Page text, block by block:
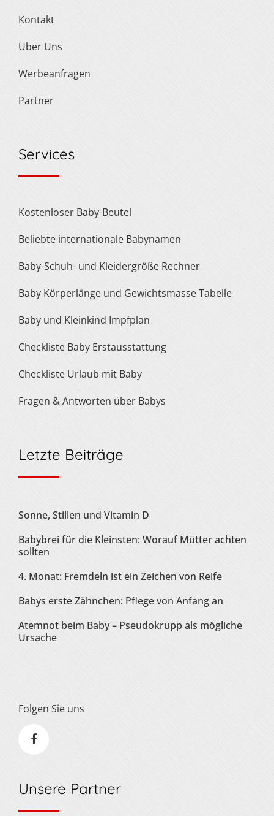
Kontakt
Über Uns
Werbeanfragen
Partner
Services
Kostenloser Baby-Beutel
Beliebte internationale Babynamen
Baby-Schuh- und Kleidergröße Rechner
Baby Körperlänge und Gewichtsmasse Tabelle
Baby und Kleinkind Impfplan
Checkliste Baby Erstausstattung
Checkliste Urlaub mit Baby
Fragen & Antworten über Babys
Letzte Beiträge
Sonne, Stillen und Vitamin D
Babybrei für die Kleinsten: Worauf Mütter achten
sollten
4. Monat: Fremdeln ist ein Zeichen von Reife
Babys erste Zähnchen: Pflege von Anfang an
Atemnot beim Baby – Pseudokrupp als mögliche
Ursache
Folgen Sie uns
Unsere Partner